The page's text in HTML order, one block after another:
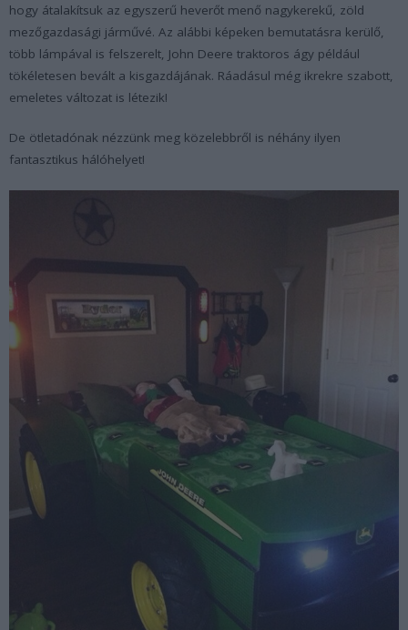
hogy átalakítsuk az egyszerű heverőt menő nagykerekű, zöld
mezőgazdasági járművé. Az alábbi képeken bemutatásra kerülő,
több lámpával is felszerelt, John Deere traktoros ágy például
tökéletesen bevált a kisgazdájának. Ráadásul még ikrekre szabott,
emeletes változat is létezik!
De ötletadónak nézzünk meg közelebbről is néhány ilyen
fantasztikus hálóhelyet!